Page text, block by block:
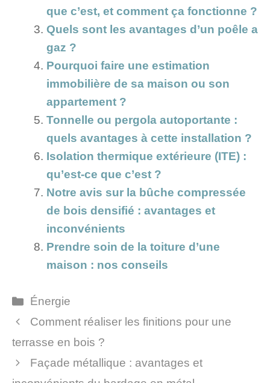
que c’est, et comment ça fonctionne ?
Quels sont les avantages d’un poêle a
gaz ?
Pourquoi faire une estimation
immobilière de sa maison ou son
appartement ?
Tonnelle ou pergola autoportante :
quels avantages à cette installation ?
Isolation thermique extérieure (ITE) :
qu’est-ce que c’est ?
Notre avis sur la bûche compressée
de bois densifié : avantages et
inconvénients
Prendre soin de la toiture d’une
maison : nos conseils
Catégories
Énergie
Comment réaliser les finitions pour une
terrasse en bois ?
Façade métallique : avantages et